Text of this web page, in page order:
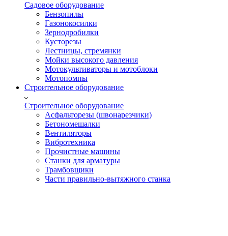
Садовое оборудование
Бензопилы
Газонокосилки
Зернодробилки
Кусторезы
Лестницы, стремянки
Мойки высокого давления
Мотокультиваторы и мотоблоки
Мотопомпы
Строительное оборудование
Строительное оборудование
Асфальторезы (швонарезчики)
Бетономешалки
Вентиляторы
Вибротехника
Прочистные машины
Станки для арматуры
Трамбовщики
Части правильно-вытяжного станка